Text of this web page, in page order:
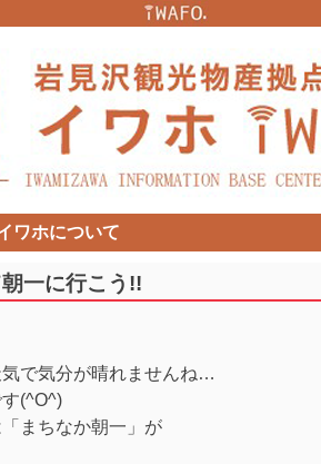
ワホについて
一に行こう!!
で気分が晴れませんね…
(^O^)
まちなか朝一」が